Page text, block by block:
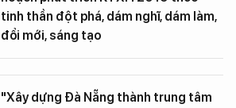
tinh thần đột phá, dám nghĩ, dám làm,
đổi mới, sáng tạo
"Xây dựng Đà Nẵng thành trung tâm